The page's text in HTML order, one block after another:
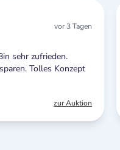
vor 3 Tagen
sehr zufrieden.
Tolles Konzept
zur Auktion